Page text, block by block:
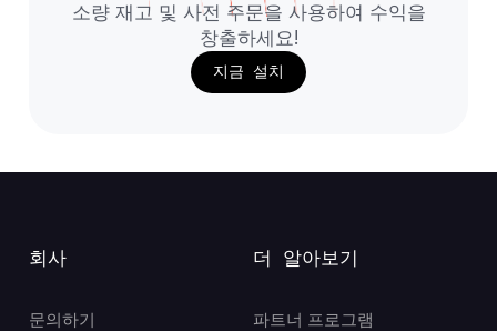
소량 재고 및 사전 주문을 사용하여 수익을
창출하세요!
지금 설치
회사
문의하기
더 알아보기
파트너 프로그램